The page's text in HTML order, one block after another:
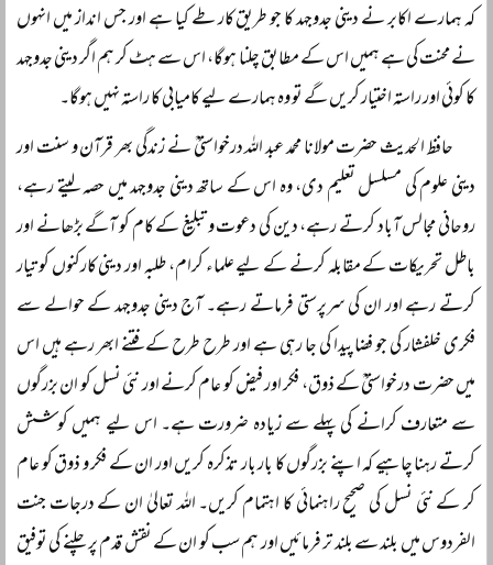
کہ ہمارے اکابر نے دینی جدوجہد کا جو طریق کار طے کیا ہے اور جس انداز میں انہوں
نے محنت کی ہے ہمیں اس کے مطابق چلنا ہوگا، اس سے ہٹ کر ہم اگر دینی جدوجہد
کا کوئی اور راستہ اختیار کریں گے تو وہ ہمارے لیے کامیابی کا راستہ نہیں ہوگا۔
حافظ الحدیث حضرت مولانا محمد عبد اللہ درخواستیؒ نے زندگی بھر قرآن و سنت اور
دینی علوم کی مسلسل تعلیم دی، وہ اس کے ساتھ دینی جدوجہد میں حصہ لیتے رہے،
روحانی مجالس آباد کرتے رہے، دین کی دعوت و تبلیغ کے کام کو آگے بڑھانے اور
باطل تحریکات کے مقابلہ کرنے کے لیے علماء کرام، طلبہ اور دینی کارکنوں کو تیار
کرتے رہے اور ان کی سرپرستی فرماتے رہے۔ آج دینی جدوجہد کے حوالے سے
فکری خلفشار کی جو فضا پیدا کی جا رہی ہے اور طرح طرح کے فتنے ابھر رہے ہیں اس
میں حضرت درخواستیؒ کے ذوق، فکر اور فیض کو عام کرنے اور نئی نسل کو ان بزرگوں
سے متعارف کرانے کی پہلے سے زیادہ ضرورت ہے۔ اس لیے ہمیں کوشش
کرتے رہنا چاہیے کہ اپنے بزرگوں کا بار بار تذکرہ کریں اور ان کے فکر و ذوق کو عام
کر کے نئی نسل کی صحیح راہنمائی کا اہتمام کریں۔ اللہ تعالیٰ ان کے درجات جنت
الفردوس میں بلند سے بلند تر فرمائیں اور ہم سب کو ان کے نقش قدم پر چلنے کی توفیق